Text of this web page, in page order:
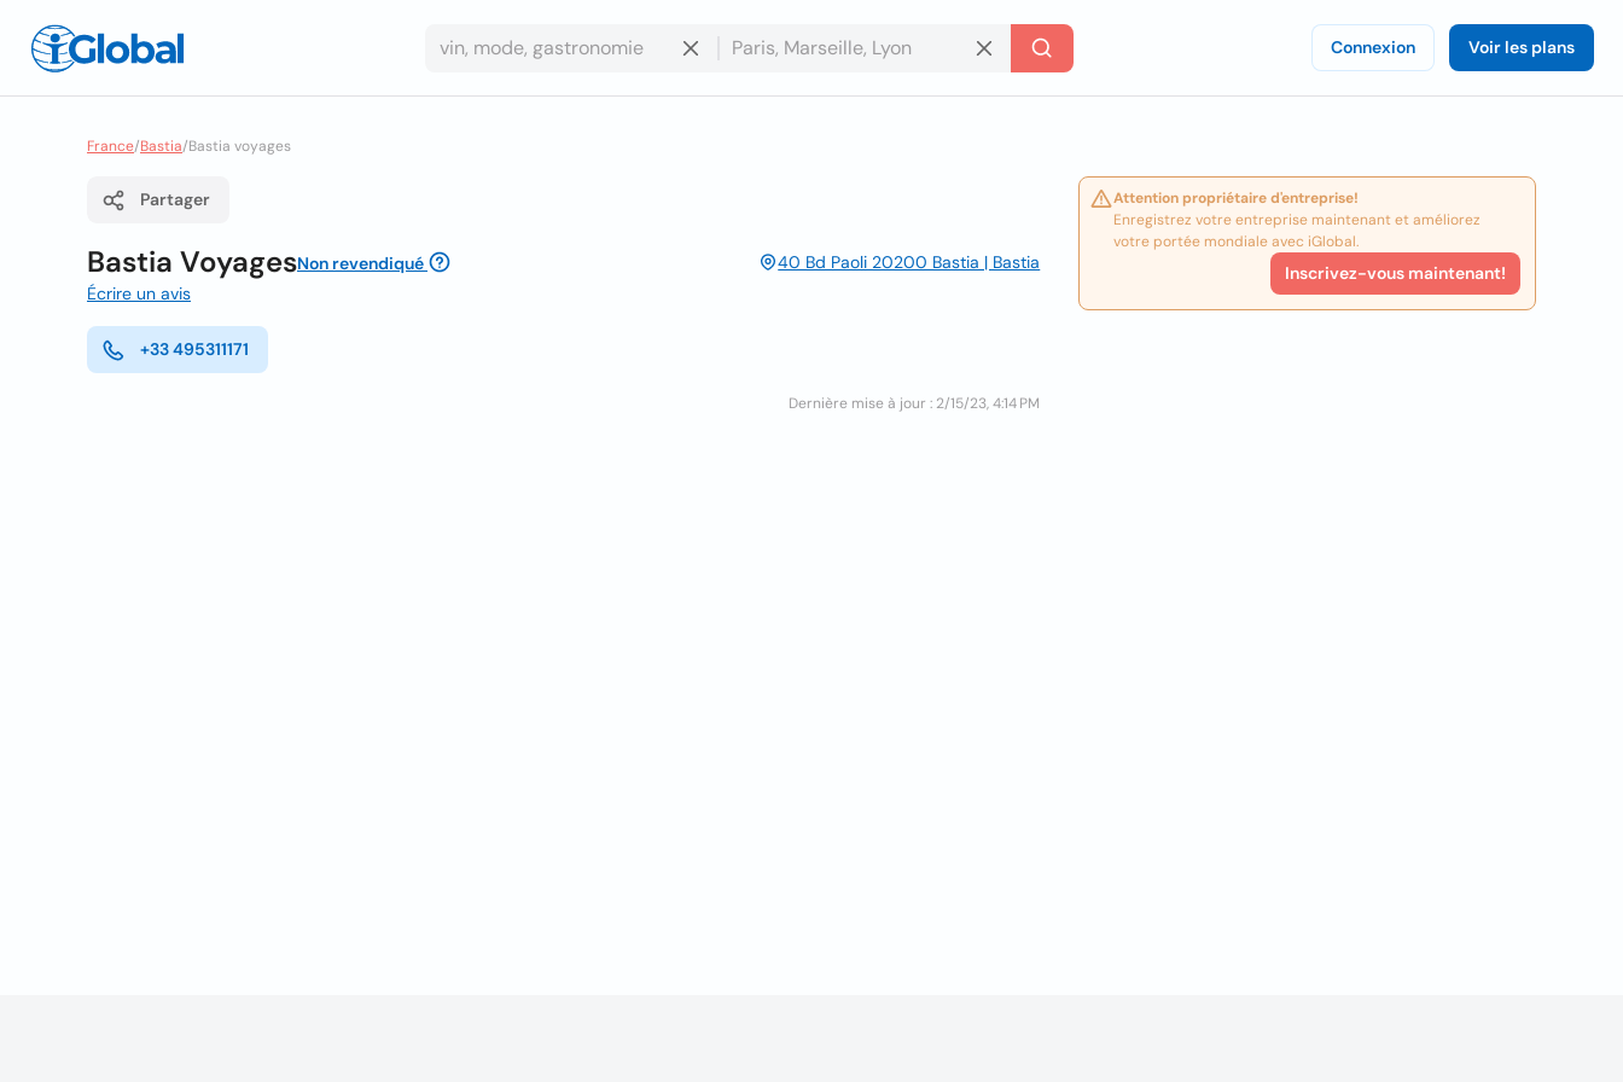
Connexion Voir les plans
France/Bastia/Bastia voyages
Partager
Bastia VoyagesNon revendiqué
40 Bd Paoli 20200 Bastia | Bastia
Écrire un avis
+33 495311171
Dernière mise à jour : 2/15/23, 4:14 PM
Attention propriétaire d'entreprise!
Enregistrez votre entreprise maintenant et améliorez
votre portée mondiale avec iGlobal.
Inscrivez-vous maintenant!